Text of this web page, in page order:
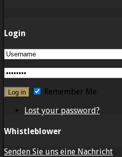
Login
Remember Me
Lost your password?
Whistleblower
Senden Sie uns eine Nachricht